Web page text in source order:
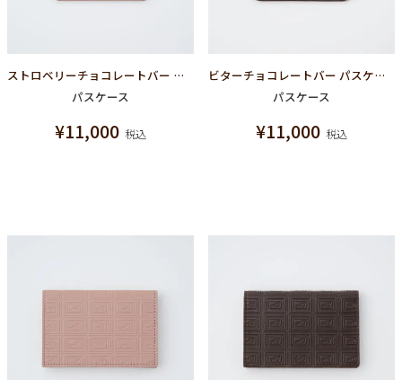
ストロベリーチョコレートバー パスケース
パスケース
¥11,000 税込
ビターチョコレートバー パスケース
パスケース
¥11,000 税込